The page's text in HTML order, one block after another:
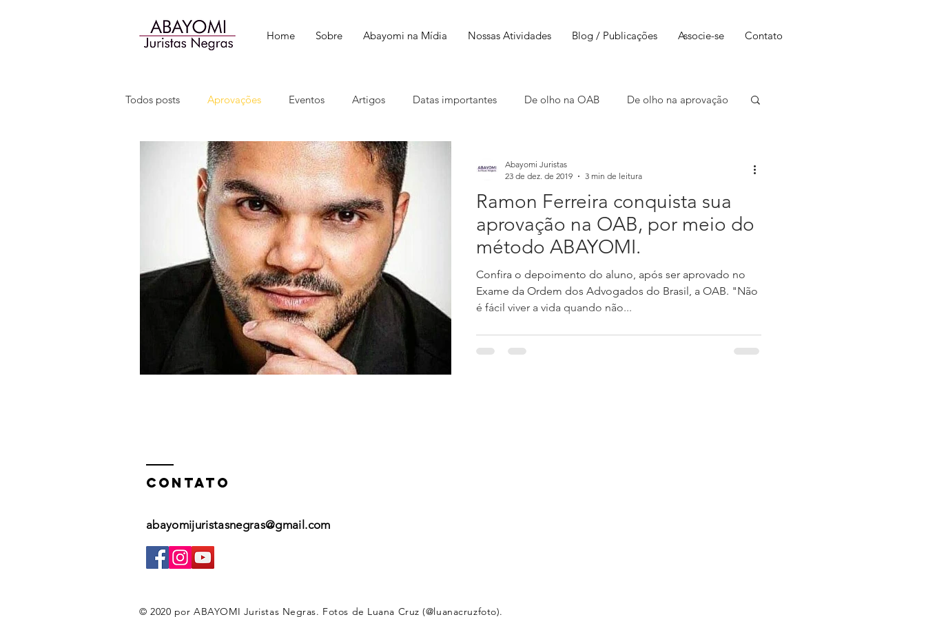
Home Sobre Abayomi na Mídia Nossas Atividades Blog / Publicações Associe-se Contato
Todos posts Aprovações Eventos Artigos Datas importantes De olho na OAB De olho na aprovação
Ramon Ferreira conquista sua
aprovação na OAB, por meio do
método ABAYOMI.
Confira o depoimento do aluno, após ser aprovado no
Exame da Ordem dos Advogados do Brasil, a OAB. "Não
é fácil viver a vida quando não...
Abayomi Juristas
23 de dez. de 2019
3 min de leitura
contato
abayomijuristasnegras@gmail.com
© 2020 por ABAYOMI Juristas Negras. Fotos de Luana Cruz (@luanacruzfoto).